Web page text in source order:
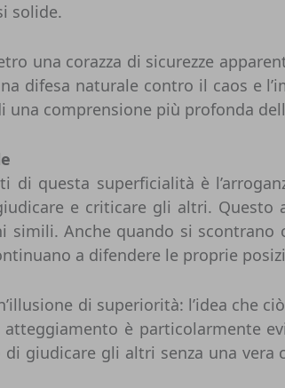
solide.
una corazza di sicurezze
difesa naturale contro il caos e
una comprensione più profonda
di questa superficialità è
e criticare gli altri.
simili. Anche quando si
a difendere le proprie
di superiorità: l’idea
è particolarmente
giudicare gli altri senza una